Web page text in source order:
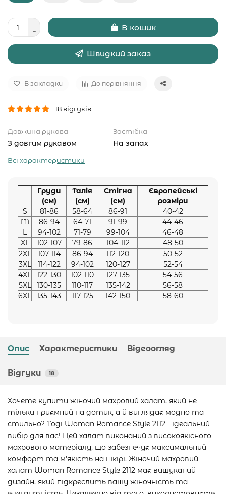
В кошик
Швидкий заказ
В закладки До порівняння
18 відгуків
Довжина рукава
З довгим рукавом
Застібка
На запах
Всі характеристики
Груди
(см)
Талія
(см)
Стігна
(см)
Європейські
розміри
S
81-86 58-64 86-91
40-42
M
86-94 64-71 91-99
44-46
L
94-102 71-79 99-104
46-48
XL
102-107 79-86 104-112
48-50
2XL
107-114 86-94 112-120
50-52
3XL
114-122 94-102 120-127
52-54
4XL
122-130 102-110 127-135
54-56
5XL
130-135 110-117 135-142
56-58
6XL
135-143 117-125 142-150 58-60
Опис Характеристики Відеоогляд
Відгуки 18
Хочете купити жіночий махровий халат, який не
тільки приємний на дотик, а й виглядає модно та
стильно? Тоді Woman Romance Style 2112 - ідеальний
вибір для вас! Цей халат виконаний з високоякісного
махрового матеріалу, що забезпечує максимальний
комфорт та м'якість на шкірі. Жіночий махровий
халат Woman Romance Style 2112 має вишуканий
дизайн, який підкреслить вашу жіночність та